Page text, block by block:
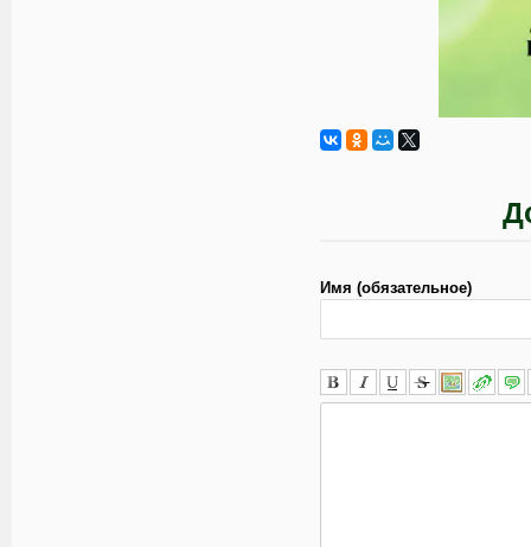
Имя (обязательное)